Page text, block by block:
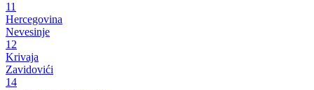
11
Hercegovina
Nevesinje
12
Krivaja
Zavidovići
14